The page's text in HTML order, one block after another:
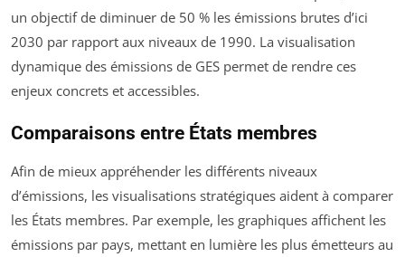
un objectif de diminuer de 50 % les émissions brutes d’ici
2030 par rapport aux niveaux de 1990. La visualisation
dynamique des émissions de GES permet de rendre ces
enjeux concrets et accessibles.
Comparaisons entre États membres
Afin de mieux appréhender les différents niveaux
d’émissions, les visualisations stratégiques aident à comparer
les États membres. Par exemple, les graphiques affichent les
émissions par pays, mettant en lumière les plus émetteurs au